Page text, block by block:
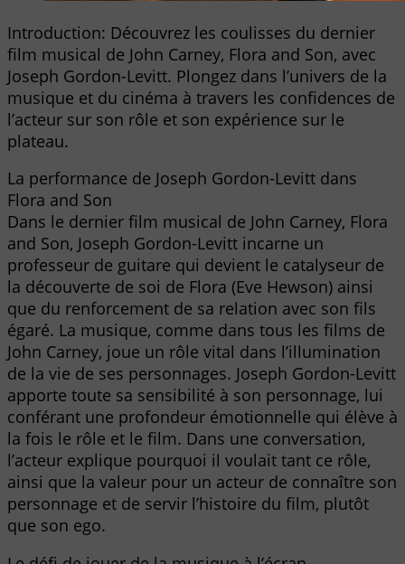
Introduction: Découvrez les coulisses du dernier
film musical de John Carney, Flora and Son, avec
Joseph Gordon-Levitt. Plongez dans l’univers de la
musique et du cinéma à travers les confidences de
l’acteur sur son rôle et son expérience sur le
plateau.
La performance de Joseph Gordon-Levitt dans
Flora and Son
Dans le dernier film musical de John Carney, Flora
and Son, Joseph Gordon-Levitt incarne un
professeur de guitare qui devient le catalyseur de
la découverte de soi de Flora (Eve Hewson) ainsi
que du renforcement de sa relation avec son fils
égaré. La musique, comme dans tous les films de
John Carney, joue un rôle vital dans l’illumination
de la vie de ses personnages. Joseph Gordon-Levitt
apporte toute sa sensibilité à son personnage, lui
conférant une profondeur émotionnelle qui élève à
la fois le rôle et le film. Dans une conversation,
l’acteur explique pourquoi il voulait tant ce rôle,
ainsi que la valeur pour un acteur de connaître son
personnage et de servir l’histoire du film, plutôt
que son ego.